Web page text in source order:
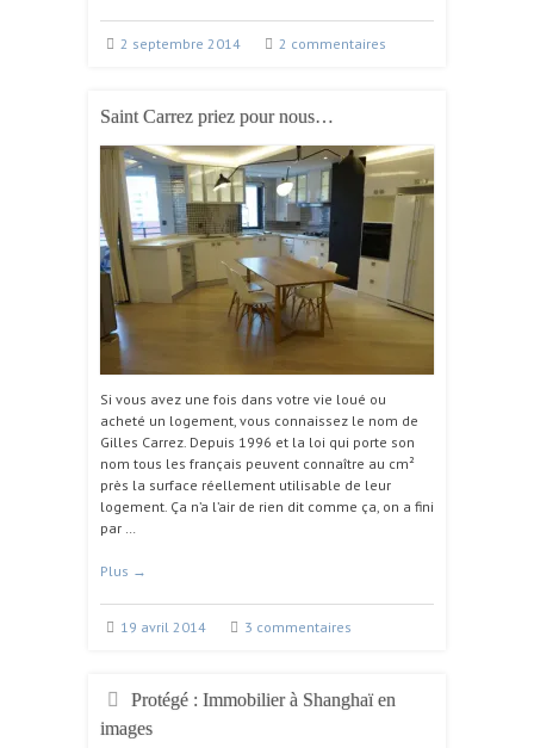
2 septembre 2014 2 commentaires
Saint Carrez priez pour nous…
Si vous avez une fois dans votre vie loué ou
acheté un logement, vous connaissez le nom de
Gilles Carrez. Depuis 1996 et la loi qui porte son
nom tous les français peuvent connaître au cm²
près la surface réellement utilisable de leur
logement. Ça n’a l’air de rien dit comme ça, on a fini
par …
Plus →
19 avril 2014 3 commentaires
Protégé : Immobilier à Shanghaï en
images